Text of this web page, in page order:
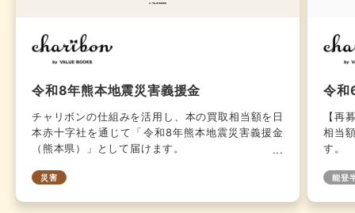
令和8年熊本地震災害義援金
チャリボンの仕組みを活用し、本の買取相当額を日
本赤十字社を通じて「令和8年熊本地震災害義援金
（熊本県）」として届けます。
災害
令和
【再
相当
す。
能登